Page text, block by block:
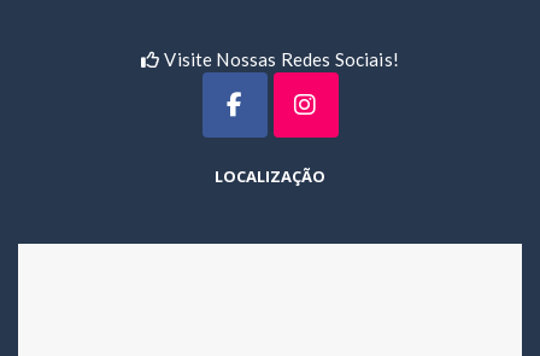
Visite Nossas Redes Sociais!
LOCALIZAÇÃO